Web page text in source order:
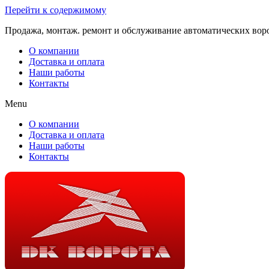
Перейти к содержимому
Продажа, монтаж. ремонт и обслуживание автоматических
О компании
Доставка и оплата
Наши работы
Контакты
Menu
О компании
Доставка и оплата
Наши работы
Контакты